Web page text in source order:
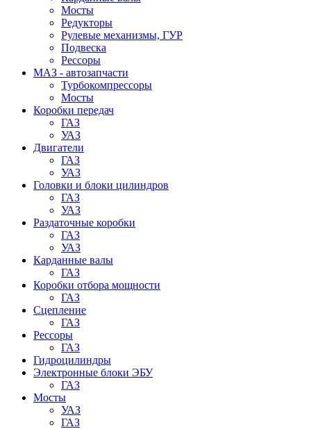
Мосты
Редукторы
Рулевые механизмы, ГУР
Подвеска
Рессоры
МАЗ - автозапчасти
Турбокомпрессоры
Мосты
Коробки передач
ГАЗ
УАЗ
Двигатели
ГАЗ
УАЗ
Головки и блоки цилиндров
ГАЗ
УАЗ
Раздаточные коробки
ГАЗ
УАЗ
Карданные валы
ГАЗ
Коробки отбора мощности
ГАЗ
Сцепление
ГАЗ
Рессоры
ГАЗ
Гидроцилиндры
Электронные блоки ЭБУ
ГАЗ
Мосты
УАЗ
ГАЗ